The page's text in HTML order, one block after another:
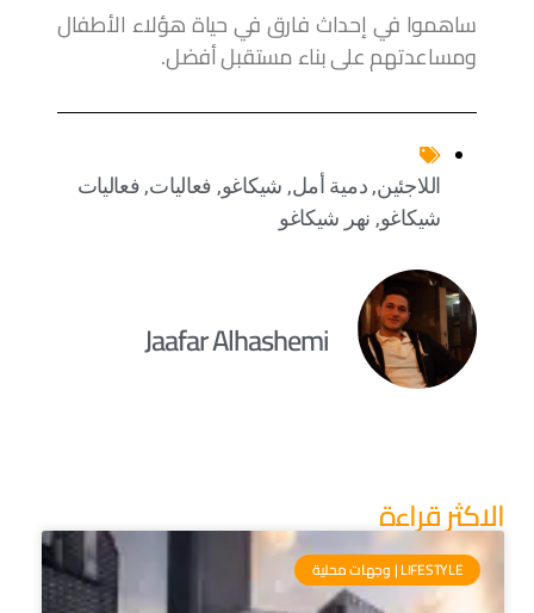
ساهموا في إحداث فارق في حياة هؤلاء الأطفال
ومساعدتهم على بناء مستقبل أفضل.
اللاجئين, دمية أمل, شيكاغو, فعاليات, فعاليات
شيكاغو, نهر شيكاغو
Jaafar Alhashemi
الاكثر قراءة
LIFESTYLE | وجهات محلية